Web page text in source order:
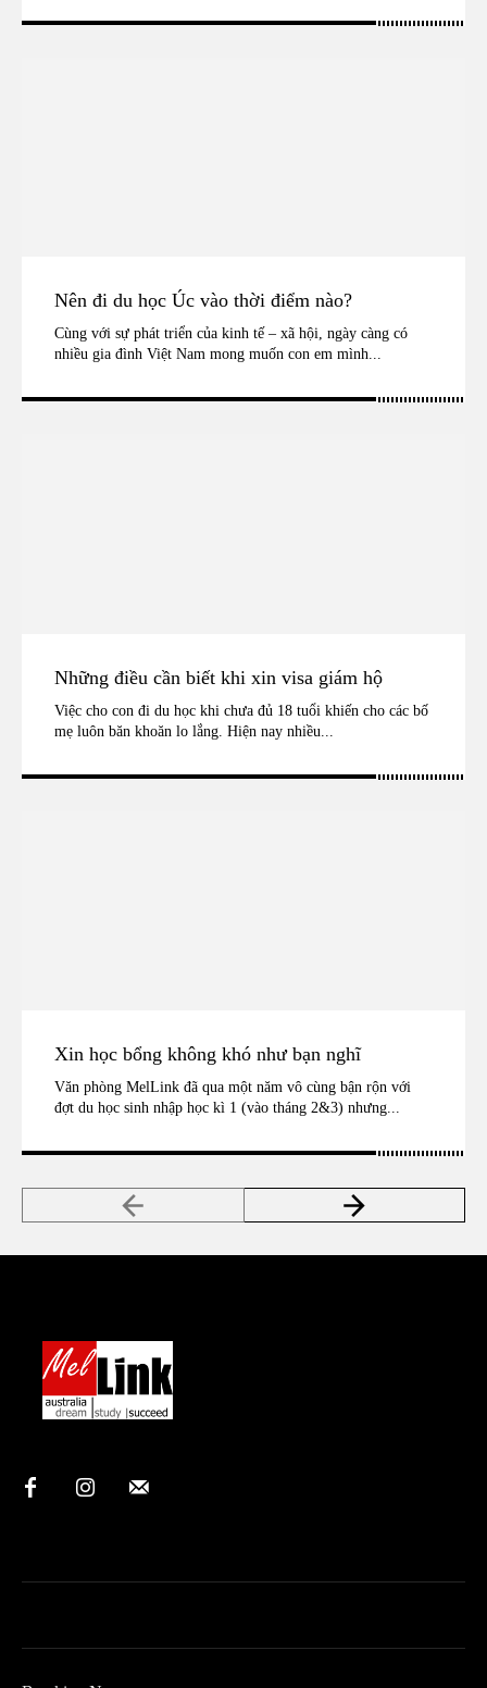
Nên đi du học Úc vào thời điểm nào?
Cùng với sự phát triển của kinh tế – xã hội, ngày càng có
nhiều gia đình Việt Nam mong muốn con em mình...
Những điều cần biết khi xin visa giám hộ
Việc cho con đi du học khi chưa đủ 18 tuổi khiến cho các bố
mẹ luôn băn khoăn lo lắng. Hiện nay nhiều...
Xin học bổng không khó như bạn nghĩ
Văn phòng MelLink đã qua một năm vô cùng bận rộn với
đợt du học sinh nhập học kì 1 (vào tháng 2&3) nhưng...